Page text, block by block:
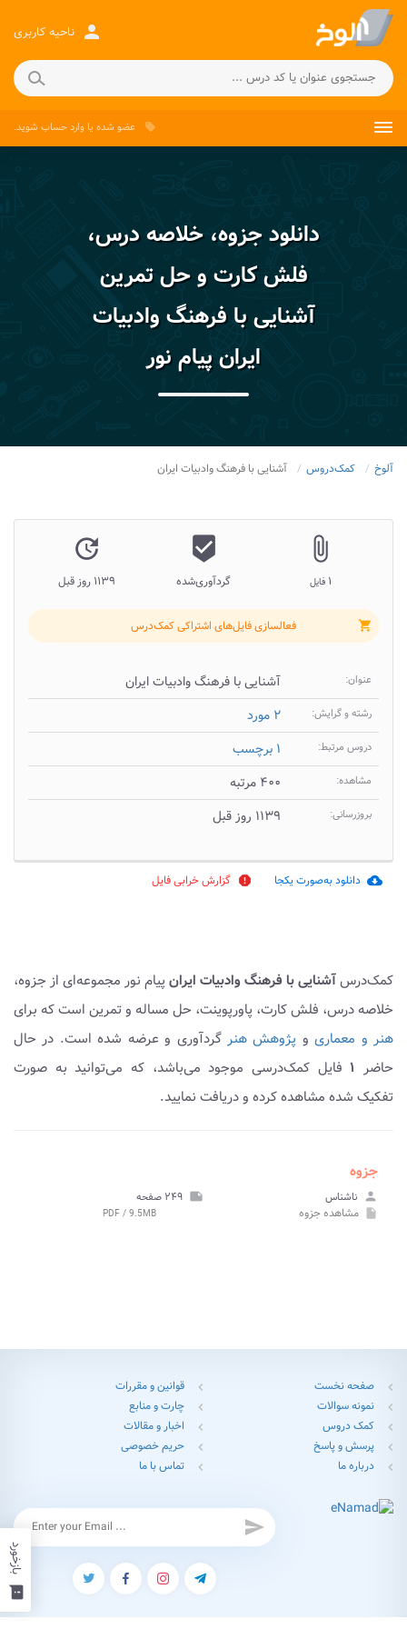
person ناحیه کاربری
local_offer عضو شده یاوارد حساب شوید.
دانلود جزوه، خلاصه درس،
فلش کارت و حل تمرین
آشنایی با فرهنگ وادبیات
ایران پیام نور
آلوخ کمک‌دروس آشنایی با فرهنگ وادبیات ایران
attach_file
۱ فایل
beenhere
گردآوری‌شده
update
۱۱۳۹ روز قبل
shopping_cart فعالسازی فایل‌های اشتراکی کمک‌درس
عنوان: آشنایی با فرهنگ وادبیات ایران
رشته و گرایش: ۲ مورد
دروس مرتبط: ۱ برچسب
مشاهده: ۴۰۰ مرتبه
بروزرسانی: ۱۱۳۹ روز قبل
cloud_download دانلود به‌صورت یکجا report گزارش خرابی فایل
کمک‌درسآشنایی با فرهنگ وادبیات ایران پیام نور مجموعه‌ای از جزوه،
خلاصه درس، فلش کارت، پاورپوینت، حل مساله و تمرین است که برای
هنر و معماریو پژوهش هنر گردآوری و عرضه شده است. در حال
حاضر ۱فایل کمک‌درسی موجود می‌باشد، که می‌توانید به صورت
تفکیک شده مشاهده کرده و دریافت نمایید.
جزوه
person ناشناس note ۲۴۹ صفحه
insert_drive_file مشاهدهجزوه PDF / 9.5MB
feedback
بازخورد
chevron_left صفحه نخست chevron_left قوانین و مقررات
chevron_left نمونه سوالات chevron_left چارت و منابع
chevron_left کمک دروس chevron_left اخبار و مقالات
chevron_left پرسش و پاسخ chevron_left حریم خصوصی
chevron_left درباره ما chevron_left تماس با ما
send